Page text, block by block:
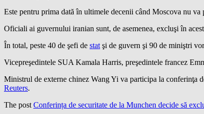
Este pentru prima dată în ultimele decenii când Moscova nu
Oficiali ai guvernului iranian sunt, de asemenea, excluşi în
În total, peste 40 de şefi de statşi de guvern şi 90 de miniştri
Vicepreşedintele SUA Kamala Harris, preşedintele francez
Ministrul de externe chinez Wang Yi va participa la conferinţa
Reuters.
The postConferința de securitate de la Munchen decide să